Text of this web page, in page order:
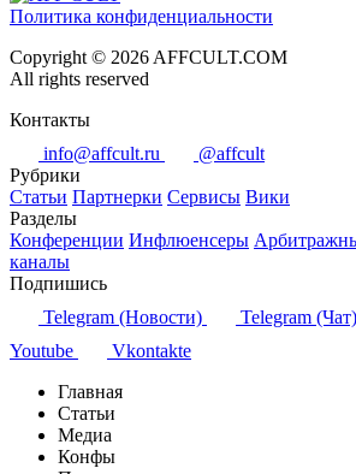
Политика конфиденциальности
Copyright © 2026 AFFCULT.COM
All rights reserved
Контакты
info@affcult.ru
@affcult
Рубрики
Статьи Партнерки Сервисы Вики
Разделы
Конференции Инфлюенсеры
каналы
Подпишись
Telegram (Новости)
Telegram (Чат)
Youtube
Vkontakte
Главная
Статьи
Медиа
Конфы